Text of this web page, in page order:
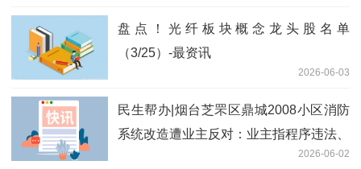
盘点！光纤板块概念龙头股名单
（3/25）-最资讯
2026-06-03
民生帮办|烟台芝罘区鼎城2008小区消防
系统改造遭业主反对：业主指程序违法、
资金不当，街道称系应急维修且手续齐全
2026-06-02